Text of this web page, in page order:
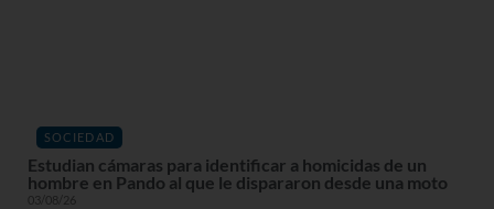
SOCIEDAD
Estudian cámaras para identificar a homicidas de un
hombre en Pando al que le dispararon desde una moto
03/08/26